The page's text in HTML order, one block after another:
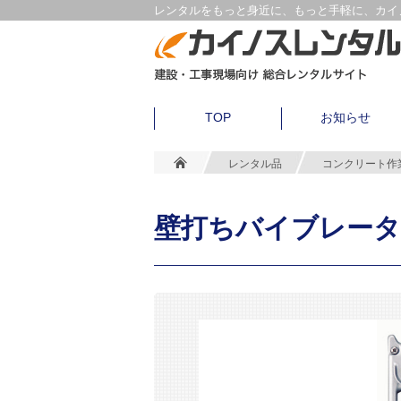
レンタルをもっと身近に、もっと手軽に、カ
TOP お知らせ
レンタル品 コンクリート作
壁打ちバイブレー